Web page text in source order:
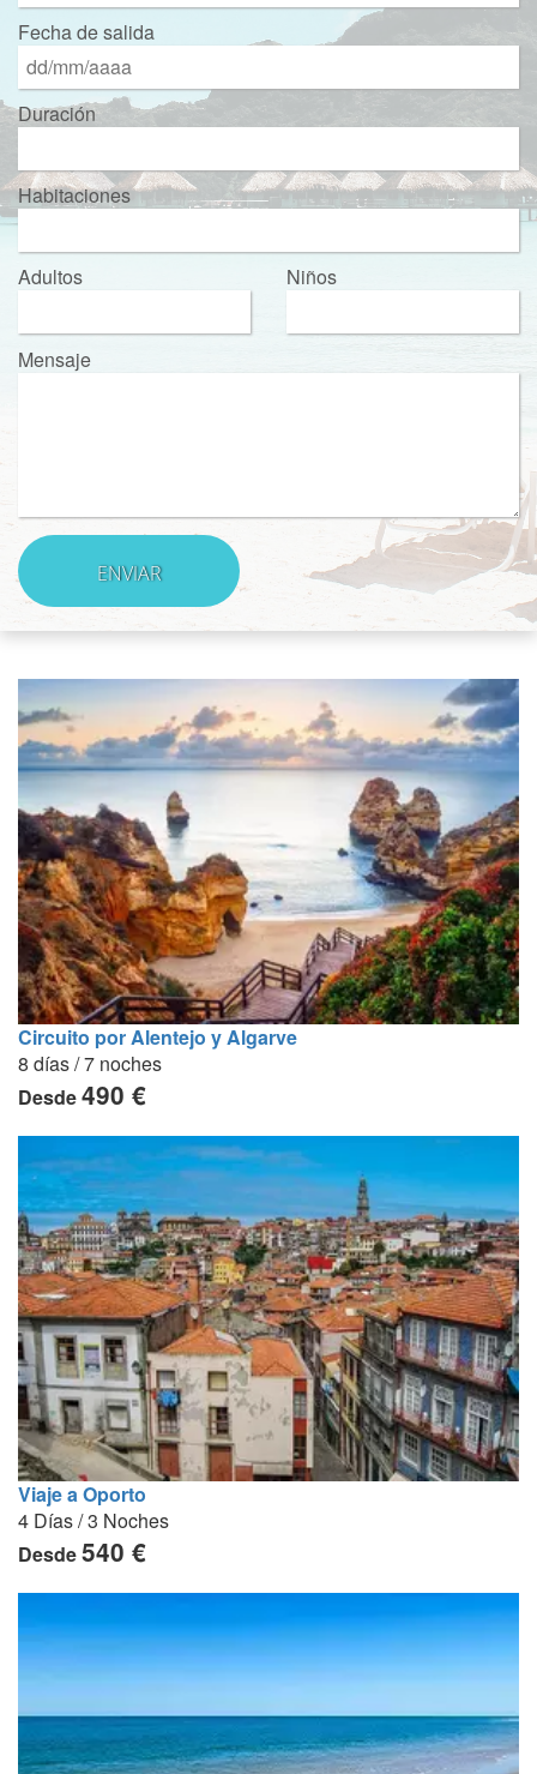
Fecha de salida
Duración
Habitaciones
Adultos Niños
Mensaje
Circuito por Alentejo y Algarve
8 días / 7 noches
Desde490 €
Viaje a Oporto
4 Días / 3 Noches
Desde540 €